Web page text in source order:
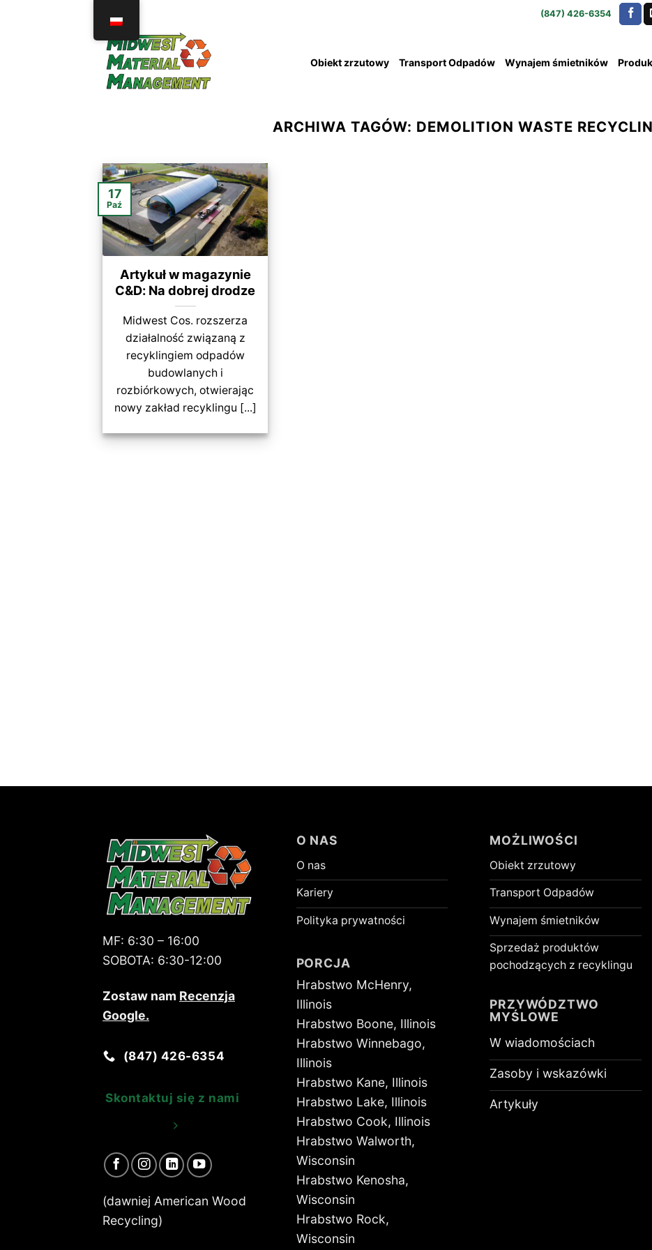
(847) 426-6354
Obiekt zrzutowy Transport Odpadów Wynajem śmietników
ARCHIWA TAGÓW: DEMOLITION WASTE
Artykuł w magazynie
C&D: Na dobrej drodze
Midwest Cos. rozszerza
działalność związaną z
recyklingiem odpadów
budowlanych i
rozbiórkowych, otwierając
nowy zakład recyklingu [...]
17
Paź
MF: 6:30 – 16:00
SOBOTA: 6:30-12:00
Zostaw nam Recenzja
Google.
(847) 426-6354
Skontaktuj się z nami
(dawniej American Wood
Recycling)
O NAS
O nas
Kariery
Polityka prywatności
PORCJA
Hrabstwo McHenry,
Illinois
Hrabstwo Boone, Illinois
Hrabstwo Winnebago,
Illinois
Hrabstwo Kane, Illinois
Hrabstwo Lake, Illinois
Hrabstwo Cook, Illinois
Hrabstwo Walworth,
Wisconsin
Hrabstwo Kenosha,
Wisconsin
Hrabstwo Rock,
Wisconsin
MOŻLIWOŚCI
Obiekt zrzutowy
Transport Odpadów
Wynajem śmietników
Sprzedaż produktów
pochodzących z recyklingu
PRZYWÓDZTWO
MYŚLOWE
W wiadomościach
Zasoby i wskazówki
Artykuły